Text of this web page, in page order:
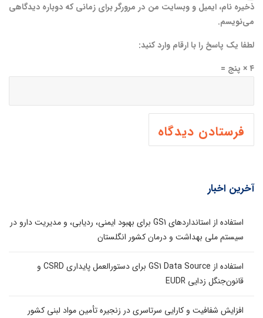
ذخیره نام، ایمیل و وبسایت من در مرورگر برای زمانی که دوباره دیدگاهی
می‌نویسم.
لطفا یک پاسخ را با ارقام وارد کنید:
۴ × پنج =
آخرین اخبار
استفاده از استانداردهای GS1 برای بهبود ایمنی، ردیابی، و مدیریت دارو در
سیستم ملی بهداشت و درمان کشور انگلستان
استفاده از GS1 Data Source برای دستورالعمل پایداری CSRD و
قانون‌جنگل زدایی EUDR
افزایش شفافیت و کارایی سرتاسری در زنجیره تأمین مواد لبنی کشور